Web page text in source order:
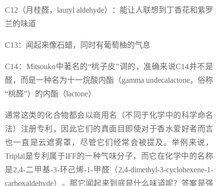
C12（月桂醛，lauryl aldehyde）：能让人联想到丁香花和紫罗
兰的味道
C13：闻起来像石蜡，同时有葡萄柚的气息
C14：Mitsouko中著名的“桃子皮”调的，准确来说C14并不是
醛，而是一种名为十一烷酸内酯（gamma undecalactone，俗称
“桃醛”）的内酯（lactone）
通常这类的化合物都会以商用名（不同于化学中的科学命名
法）注册专利，因此它们的真面目即使对于香水爱好者而言
也一直是云遮雾罩，尽管它们经常会被提及。举例来说，
Triplal是专利属于IFF的一种气味分子，而它在化学中的名称
是2,4-二甲基-3-环己烯-1-甲醛（2,4-dimethyl-3-cyclohexene-1-
carboxaldehyde）。那它闻起来到底是什么味道呢？答案是强